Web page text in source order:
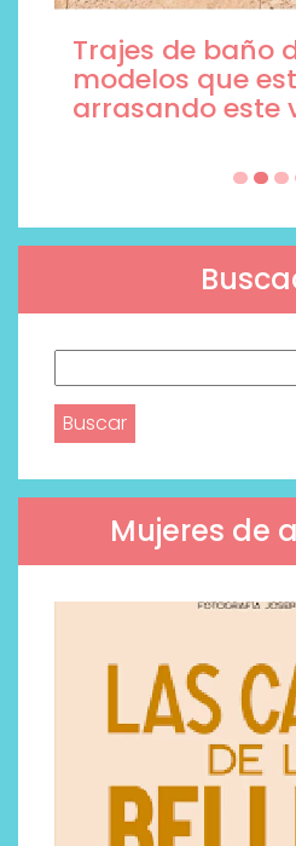
Trajes de baño
modelos que
arrasando este
Mujeres de